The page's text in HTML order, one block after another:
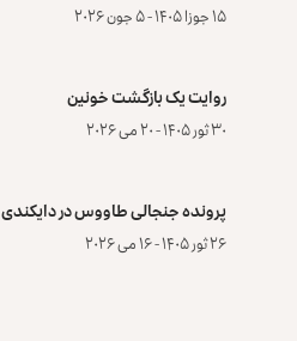
۱۵ جوزا ۱۴۰۵ - ۵ جون ۲۰۲۶
روایت یک بازگشت خونین
۳۰ ثور ۱۴۰۵ - ۲۰ می ۲۰۲۶
پرونده‌ جنجالی طاووس در دایکندی
۲۶ ثور ۱۴۰۵ - ۱۶ می ۲۰۲۶